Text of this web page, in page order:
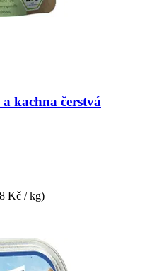
kachna čerstvá
Kč / kg)